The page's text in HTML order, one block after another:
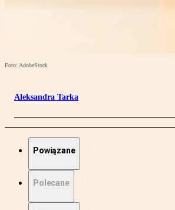
Foto: AdobeStock
Aleksandra Tarka
Powiązane
Polecane